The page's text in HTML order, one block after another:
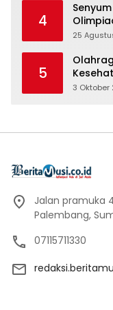
4
25
5
3 Oktober
Jalan pramuka
Palembang,
07115711330